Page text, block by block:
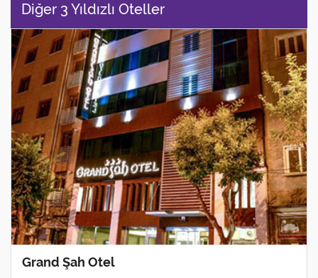
Diğer 3 Yıldızlı Oteller
Grand Şah Otel